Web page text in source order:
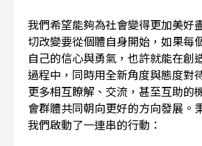
我們希望能夠為社會變得更加美好
切改變要從個體自身開始，如果每
自己的信心與勇氣，也許就能在創
過程中，同時用全新角度與態度對
更多相互瞭解、交流，甚至互助的
會群體共同朝向更好的方向發展。
我們啟動了一連串的行動：